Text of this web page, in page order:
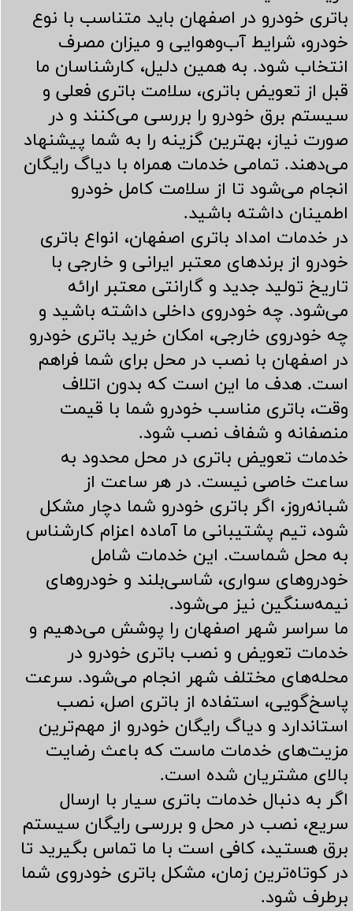
باتری خودرو در اصفهان باید متناسب با نوع
خودرو، شرایط آب‌وهوایی و میزان مصرف
انتخاب شود. به همین دلیل، کارشناسان ما
قبل از تعویض باتری، سلامت باتری فعلی و
سیستم برق خودرو را بررسی می‌کنند و در
صورت نیاز، بهترین گزینه را به شما پیشنهاد
می‌دهند. تمامی خدمات همراه با دیاگ رایگان
انجام می‌شود تا از سلامت کامل خودرو
اطمینان داشته باشید.
در خدمات امداد باتری اصفهان، انواع باتری
خودرو از برندهای معتبر ایرانی و خارجی با
تاریخ تولید جدید و گارانتی معتبر ارائه
می‌شود. چه خودروی داخلی داشته باشید و
چه خودروی خارجی، امکان خرید باتری خودرو
در اصفهان با نصب در محل برای شما فراهم
است. هدف ما این است که بدون اتلاف
وقت، باتری مناسب خودرو شما با قیمت
منصفانه و شفاف نصب شود.
خدمات تعویض باتری در محل محدود به
ساعت خاصی نیست. در هر ساعت از
شبانه‌روز، اگر باتری خودرو شما دچار مشکل
شود، تیم پشتیبانی ما آماده اعزام کارشناس
به محل شماست. این خدمات شامل
خودروهای سواری، شاسی‌بلند و خودروهای
نیمه‌سنگین نیز می‌شود.
ما سراسر شهر اصفهان را پوشش می‌دهیم و
خدمات تعویض و نصب باتری خودرو در
محله‌های مختلف شهر انجام می‌شود. سرعت
پاسخ‌گویی، استفاده از باتری اصل، نصب
استاندارد و دیاگ رایگان خودرو از مهم‌ترین
مزیت‌های خدمات ماست که باعث رضایت
بالای مشتریان شده است.
اگر به دنبال خدمات باتری سیار با ارسال
سریع، نصب در محل و بررسی رایگان سیستم
برق هستید، کافی است با ما تماس بگیرید تا
در کوتاه‌ترین زمان، مشکل باتری خودروی شما
برطرف شود.